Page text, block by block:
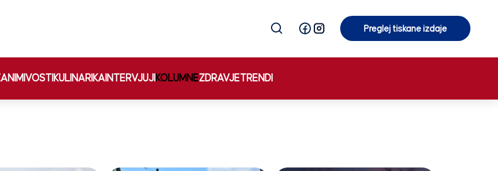
Preglej tiskane izdaje
KULINARIKA INTERVJUJI KOLUMNEZDRAVJETRENDI